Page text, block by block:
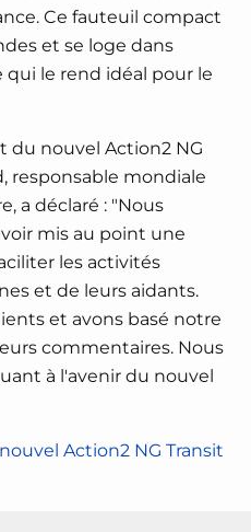
Ce fauteuil compact
et se loge dans
le rend idéal pour le
du nouvel Action2 NG
responsable mondiale
a déclaré : "Nous
mis au point une
les activités
et de leurs aidants.
et avons basé notre
commentaires. Nous
à l'avenir du nouvel
Action2 NG Transit